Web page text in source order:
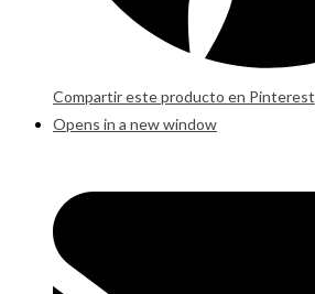
Compartir este producto en Pinterest
Opens in a new window